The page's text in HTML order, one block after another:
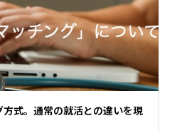
式。通常の就活との違いを現